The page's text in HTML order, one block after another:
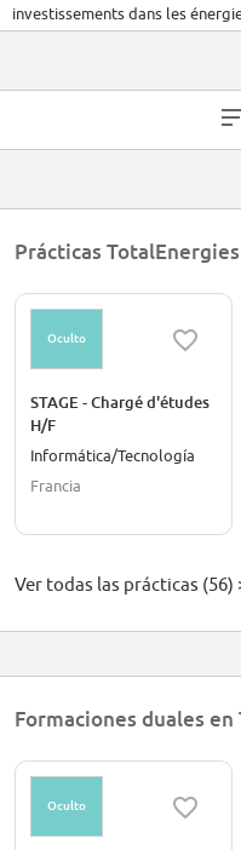
investissements dans les
l’éolien, les biocarburants et la
durable. TotalEnergies
Prácticas TotalEnergies
Oculto
STAGE - Chargé d'études
H/F
Informática/Tecnología
Francia
Ver todas las prácticas (56)
Formaciones duales
Oculto